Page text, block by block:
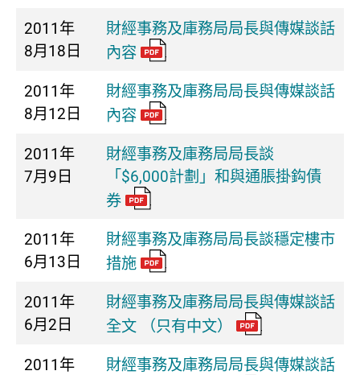
2011年
8月18日
財經事務及庫務局局長與傳媒談話
內容
2011年
8月12日
財經事務及庫務局局長與傳媒談話
內容
2011年
7月9日
財經事務及庫務局局長談
「$6,000計劃」和與通脹掛鈎債
券
2011年
6月13日
財經事務及庫務局局長談穩定樓市
措施
2011年
6月2日
財經事務及庫務局局長與傳媒談話
全文 （只有中文）
2011年
財經事務及庫務局局長與傳媒談話